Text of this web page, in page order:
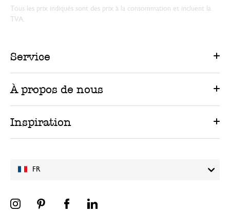
FR
Tous les prix indiqués sont des prix à la consommation et incluent la
TVA.
Service
À propos de nous
Inspiration